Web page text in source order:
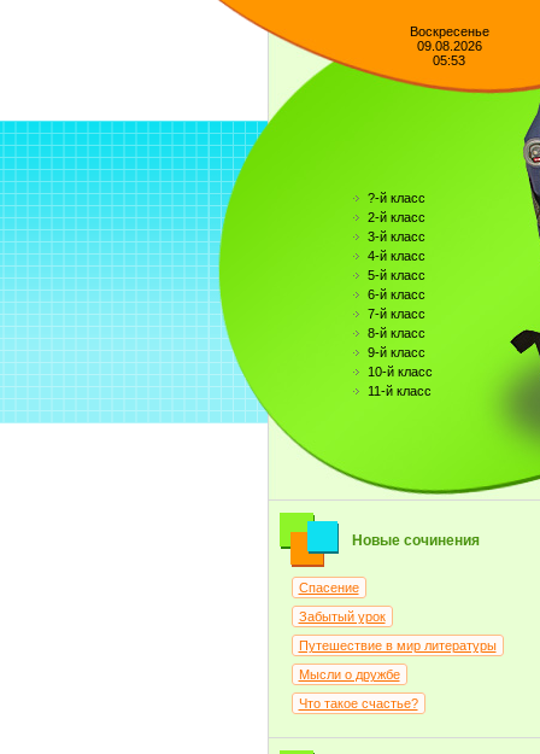
Воскресенье
09.08.2026
05:53
?-й класс
2-й класс
3-й класс
4-й класс
5-й класс
6-й класс
7-й класс
8-й класс
9-й класс
10-й класс
11-й класс
Новые сочинения
Спасение
Забытый урок
Путешествие в мир литературы
Мысли о дружбе
Что такое счастье?